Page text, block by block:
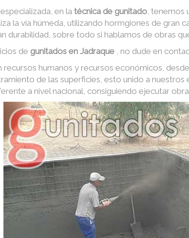
en la técnica de gunitado, tenemos
la vía húmeda, utilizando hormgiones de gran
durabilidad, sobre todo si hablamos de obras
de gunitados en Jadraque , no dude en
recursos humanos y recursos económicos,
de las superficies, esto unido a
a nivel nacional, consiguiendo ejecutar